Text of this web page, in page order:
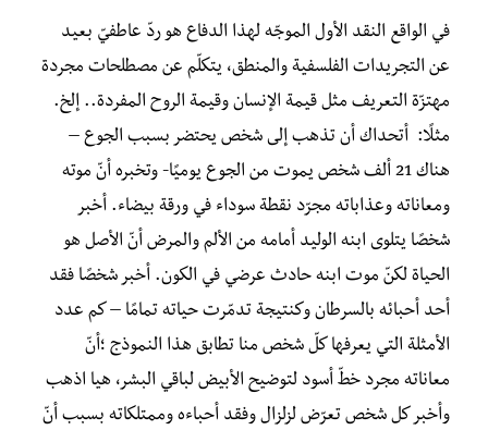
في الواقع النقد الأول الموجّه لهذا الدفاع هو ردّ عاطفيّ بعيد
عن التجريدات الفلسفية والمنطق، يتكلّم عن مصطلحات مجردة
مهتزّة التعريف مثل قيمة الإنسان وقيمة الروح المفردة.. إلخ.
مثلًا: أتحداك أن تذهب إلى شخص يحتضر بسبب الجوع –
هناك 21 ألف شخص يموت من الجوع يوميًا- وتخبره أنّ موته
ومعاناته وعذاباته مجرّد نقطة سوداء في ورقة بيضاء. أخبر
شخصًا يتلوى ابنه الوليد أمامه من الألم والمرض أنّ الأصل هو
الحياة لكنّ موت ابنه حادث عرضي في الكون. أخبر شخصًا فقد
أحد أحبائه بالسرطان وكنتيجة تدمّرت حياته تمامًا – كم عدد
الأمثلة التي يعرفها كلّ شخص منا تطابق هذا النموذج ؛أنّ
معاناته مجرد خطّ أسود لتوضيح الأبيض لباقي البشر، هيا اذهب
وأخبر كل شخص تعرّض لزلزال وفقد أحباءه وممتلكاته بسبب أنّ